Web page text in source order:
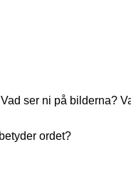
ser ni på bilderna?
ordet?